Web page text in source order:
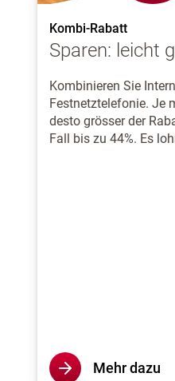
Kombi-Rabatt
Sparen: leicht
Kombinieren Sie
Festnetztelefonie. Je
desto grösser der
Fall bis zu 44%. Es
Mehr dazu